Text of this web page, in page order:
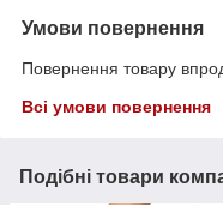
Умови повернення
Повернення товару
Всі умови повернення
Подібні товари